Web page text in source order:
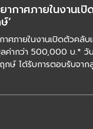
ากาศภายในงานเ
’
าศภายในงานเปิดตัวคลับ
ค่ากว่า 500,000 บ.* วัน
กษ์ ได้รับการตอบรับจาก